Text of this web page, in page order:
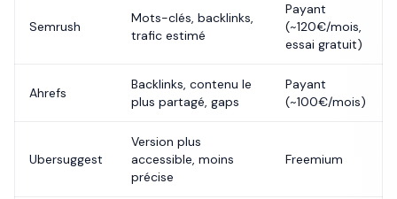
Semrush
Mots-clés, backlinks,
trafic estimé
Payant
(~120€/mois,
essai gratuit)
Ahrefs
Backlinks, contenu le
plus partagé, gaps
Payant
(~100€/mois)
Ubersuggest
Version plus
accessible, moins
précise
Freemium